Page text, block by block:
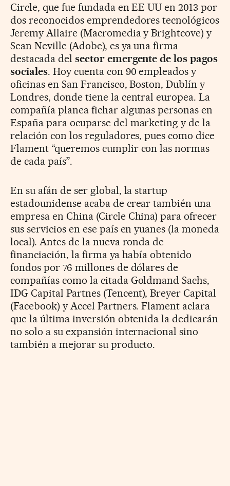
Circle, que fue fundada en EE UU en 2013 por
dos reconocidos emprendedores tecnológicos
Jeremy Allaire (Macromedia y Brightcove) y
Sean Neville (Adobe), es ya una firma
destacada del sector emergente de los pagos
sociales. Hoy cuenta con 90 empleados y
oficinas en San Francisco, Boston, Dublín y
Londres, donde tiene la central europea. La
compañía planea fichar algunas personas en
España para ocuparse del marketing y de la
relación con los reguladores, pues como dice
Flament “queremos cumplir con las normas
de cada país”.
En su afán de ser global, la startup
estadounidense acaba de crear también una
empresa en China (Circle China) para ofrecer
sus servicios en ese país en yuanes (la moneda
local). Antes de la nueva ronda de
financiación, la firma ya había obtenido
fondos por 76 millones de dólares de
compañías como la citada Goldmand Sachs,
IDG Capital Partnes (Tencent), Breyer Capital
(Facebook) y Accel Partners. Flament aclara
que la última inversión obtenida la dedicarán
no solo a su expansión internacional sino
también a mejorar su producto.